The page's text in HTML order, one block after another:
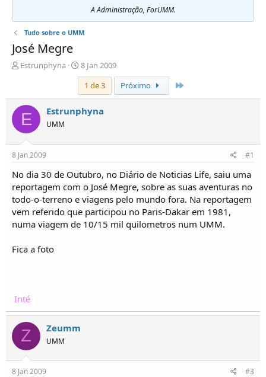
A Administração, ForUMM.
Tudo sobre o UMM
José Megre
I
c
i
d
d
e
ó
p
i
c
s
Estrunphyna
D
a
a
d
e
i
8 Jan 2009
1 de 3
Próximo
E Estrunphyna
UMM
8 Jan 2009 #1
No dia 30 de Outubro, no Diário de Noticias Life, saiu uma
reportagem com o José Megre, sobre as suas aventuras no
todo-o-terreno e viagens pelo mundo fora. Na reportagem
vem referido que participou no Paris-Dakar em 1981,
numa viagem de 10/15 mil quilometros num UMM.
Fica a foto
Inté
Z Zeumm
UMM
8 Jan 2009 #3